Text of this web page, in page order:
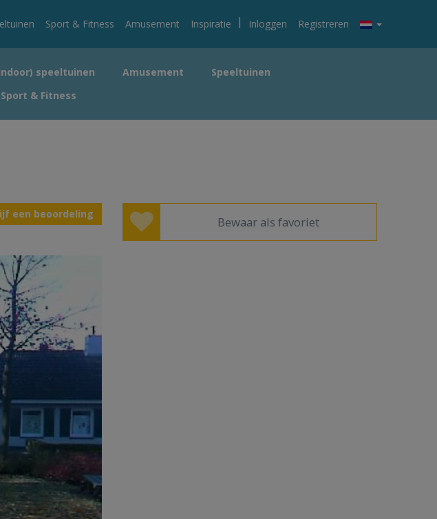
Sport & Fitness Amusement Inspiratie | Inloggen Registreren
speeltuinen Amusement
Speeltuinen
Sport & Fitness
een beoordeling
Bewaar als favoriet